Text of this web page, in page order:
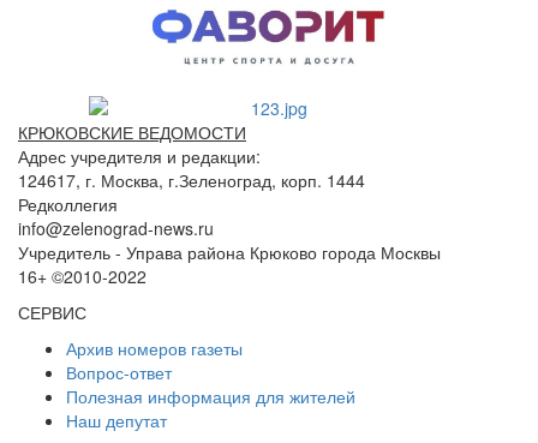
КРЮКОВСКИЕ ВЕДОМОСТИ
Адрес учредителя и редакции:
124617, г. Москва, г.Зеленоград, корп. 1444
Редколлегия
info@zelenograd-news.ru
Учредитель - Управа района Крюково города Москвы
16+ ©2010-2022
СЕРВИС
Архив номеров газеты
Вопрос-ответ
Полезная информация для жителей
Наш депутат